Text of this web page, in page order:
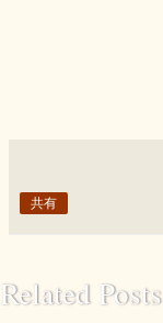
共有
Related Posts